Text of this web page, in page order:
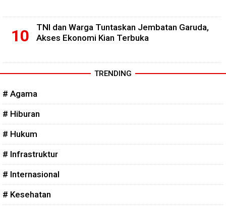
TNI dan Warga Tuntaskan Jembatan Garuda,
Akses Ekonomi Kian Terbuka
TRENDING
# Agama
# Hiburan
# Hukum
# Infrastruktur
# Internasional
# Kesehatan